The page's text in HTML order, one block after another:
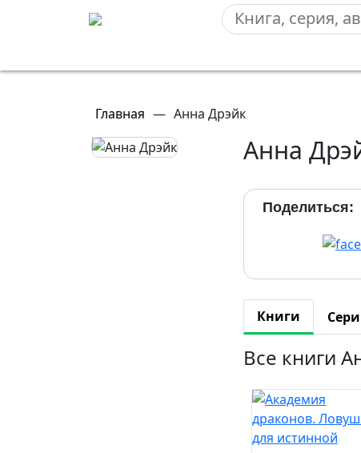
Главная — Анна Дрэйк
Анна
Поделиться:
Книги
Все книги